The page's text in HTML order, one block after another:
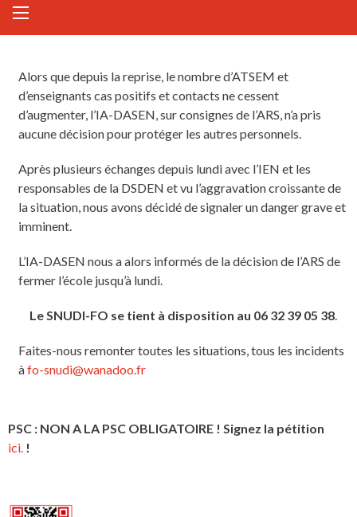
Alors que depuis la reprise, le nombre d’ATSEM et
d’enseignants cas positifs et contacts ne cessent
d’augmenter, l’IA-DASEN, sur consignes de l’ARS, n’a pris
aucune décision pour protéger les autres personnels.
Après plusieurs échanges depuis lundi avec l’IEN et les
responsables de la DSDEN et vu l’aggravation croissante de
la situation, nous avons décidé de signaler un danger grave et
imminent.
L’IA-DASEN nous a alors informés de la décision de l’ARS de
fermer l’école jusqu’à lundi.
Le SNUDI-FO se tient à disposition au 06 32 39 05 38
Faites-nous remonter toutes les situations, tous les incidents
àfo-snudi@wanadoo.fr
PSC : NON A LA PSC OBLIGATOIRE ! Signez la pétition
ici. !